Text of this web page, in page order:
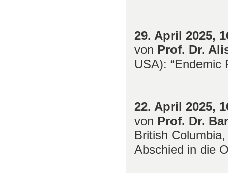
29. April 2025,
von Prof. Dr.
USA): “Endemic
22. April 2025,
von Prof. Dr.
British
Abschied in die